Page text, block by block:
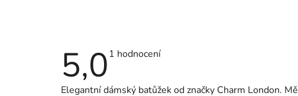
5,0 Průměrné
5,0
1 hodnocení
Elegantní dámský batůžek od značky Charm London.